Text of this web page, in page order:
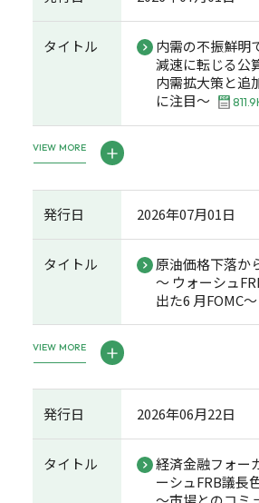
タイトル
内需の不振鮮明
減速に転じる公
内需拡大策と追
に注目～
VIEW MORE
発行日 2026年07月01日
タイトル
原油価格下落か
～ ウォーシュ
出た6 月FOMC～
VIEW MORE
発行日 2026年06月22日
タイトル
経済金融フォ
ーシュFRB議長